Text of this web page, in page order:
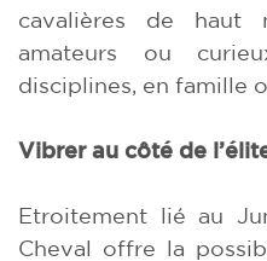
cavalières de haut
amateurs ou
disciplines, en famille
Vibrer au côté de
Etroitement lié au
Cheval offre la